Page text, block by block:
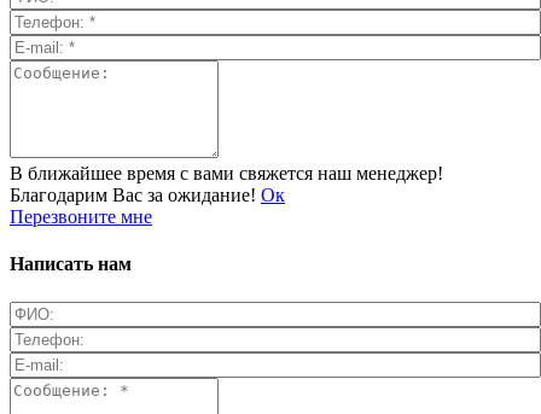
В ближайшее время с вами свяжется наш менеджер!
Благодарим Вас за ожидание! Ок
Перезвоните мне
Написать нам